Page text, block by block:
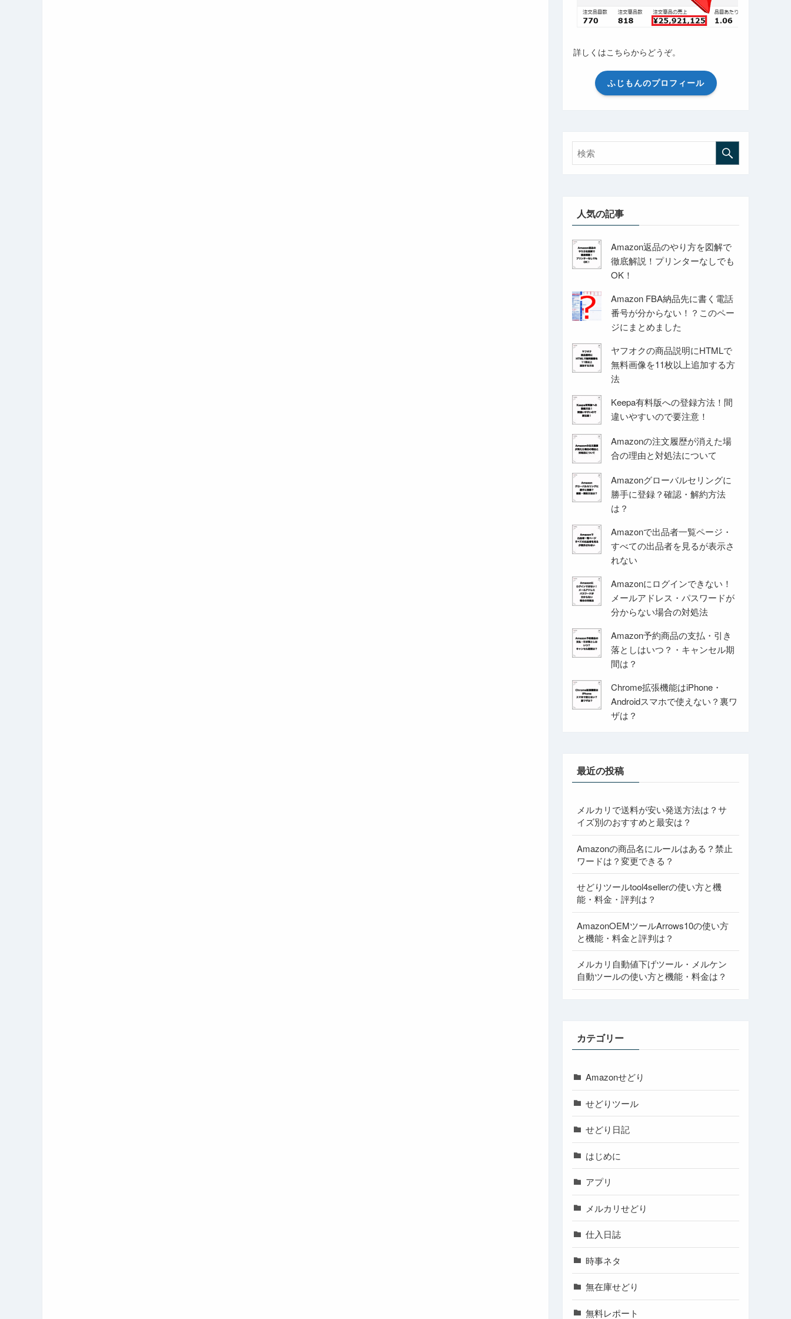
詳しくはこちらからどうぞ。
ふじもんのプロフィール
人気の記事
Amazon返品のやり方を図解で
徹底解説！プリンターなしでも
OK！
Amazon FBA納品先に書く電話
番号が分からない！？このペー
ジにまとめました
ヤフオクの商品説明にHTMLで
無料画像を11枚以上追加する方
法
Keepa有料版への登録方法！間
違いやすいので要注意！
Amazonの注文履歴が消えた場
合の理由と対処法について
Amazonグローバルセリングに
勝手に登録？確認・解約方法
は？
Amazonで出品者一覧ページ・
すべての出品者を見るが表示さ
れない
Amazonにログインできない！
メールアドレス・パスワードが
分からない場合の対処法
Amazon予約商品の支払・引き
落としはいつ？・キャンセル期
間は？
Chrome拡張機能はiPhone・
Androidスマホで使えない？裏ワ
ザは？
最近の投稿
メルカリで送料が安い発送方法は？サ
イズ別のおすすめと最安は？
Amazonの商品名にルールはある？禁止
ワードは？変更できる？
せどりツールtool4sellerの使い方と機
能・料金・評判は？
AmazonOEMツールArrows10の使い方
と機能・料金と評判は？
メルカリ自動値下げツール・メルケン
自動ツールの使い方と機能・料金は？
カテゴリー
Amazonせどり
せどりツール
せどり日記
はじめに
アプリ
メルカリせどり
仕入日誌
時事ネタ
無在庫せどり
無料レポート